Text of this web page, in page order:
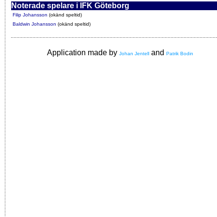
Noterade spelare i IFK Göteborg
Filip Johansson (okänd speltid)
Baldwin Johansson (okänd speltid)
Application made by Johan Jentell and Patrik Bodin